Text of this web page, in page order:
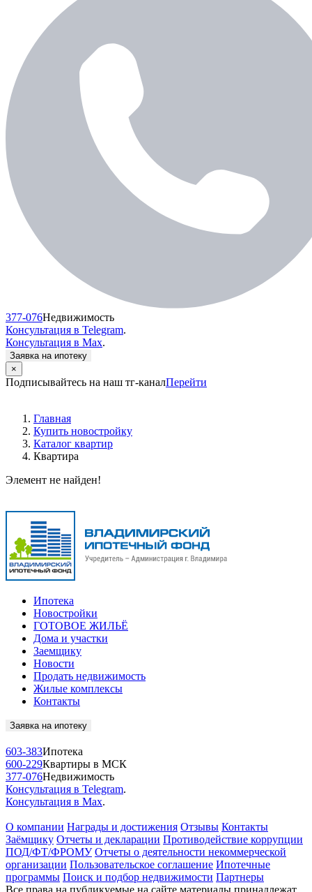
377-076Недвижимость
Консультация в Telegram.
Консультация в Max.
Заявка на ипотеку
×
Подписывайтесь на наш тг-каналПерейти
Главная
Купить новостройку
Каталог квартир
Квартира
Элемент не найден!
Ипотека
Новостройки
ГОТОВОЕ ЖИЛЬЁ
Дома и участки
Заемщику
Новости
Продать недвижимость
Жилые комплексы
Контакты
Заявка на ипотеку
603-383Ипотека
600-229Квартиры в МСК
377-076Недвижимость
Консультация в Telegram.
Консультация в Max.
О компании Награды и достижения Отзывы Контакты
Заёмщику Отчеты и декларации Противодействие коррупции
ПОД/ФТ/ФРОМУ Отчеты о деятельности некоммерческой
организации Пользовательское соглашение Ипотечные
программы Поиск и подбор недвижимости Партнеры
Все права на публикуемые на сайте материалы принадлежат